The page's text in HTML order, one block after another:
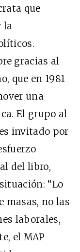
que
la
gracias al
que en 1981
una
El grupo al
invitado por
del libro,
“Lo
masas, no las
laborales,
el MAP